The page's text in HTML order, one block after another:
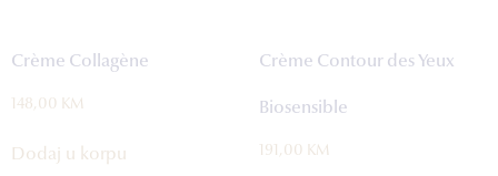
Crème Collagène
148,00 KM
Dodaj u korpu
Crème Contour des Yeux
Biosensible
191,00 KM